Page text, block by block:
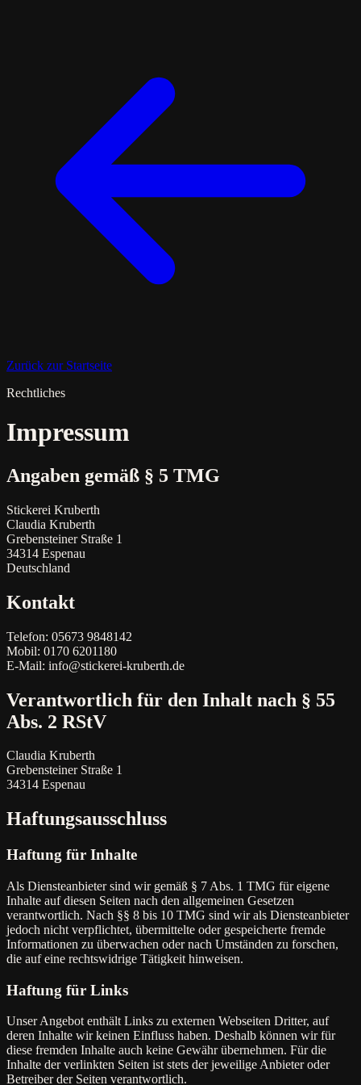
Zurück zur Startseite
Rechtliches
Impressum
Angaben gemäß § 5 TMG
Stickerei Kruberth
Claudia Kruberth
Grebensteiner Straße 1
34314 Espenau
Deutschland
Kontakt
Telefon: 05673 9848142
Mobil: 0170 6201180
E-Mail: info@stickerei-kruberth.de
Verantwortlich für den Inhalt nach § 55
Abs. 2 RStV
Claudia Kruberth
Grebensteiner Straße 1
34314 Espenau
Haftungsausschluss
Haftung für Inhalte
Als Diensteanbieter sind wir gemäß § 7 Abs. 1 TMG für eigene
Inhalte auf diesen Seiten nach den allgemeinen Gesetzen
verantwortlich. Nach §§ 8 bis 10 TMG sind wir als Diensteanbieter
jedoch nicht verpflichtet, übermittelte oder gespeicherte fremde
Informationen zu überwachen oder nach Umständen zu forschen,
die auf eine rechtswidrige Tätigkeit hinweisen.
Haftung für Links
Unser Angebot enthält Links zu externen Webseiten Dritter, auf
deren Inhalte wir keinen Einfluss haben. Deshalb können wir für
diese fremden Inhalte auch keine Gewähr übernehmen. Für die
Inhalte der verlinkten Seiten ist stets der jeweilige Anbieter oder
Betreiber der Seiten verantwortlich.